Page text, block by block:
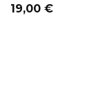
Prezzo
19,00 €